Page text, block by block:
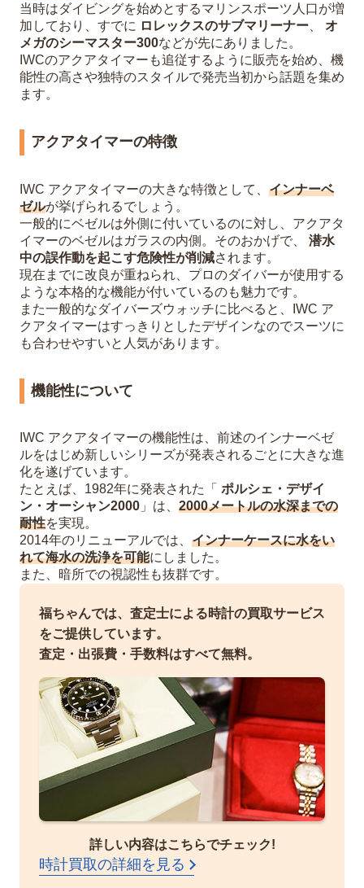
当時はダイビングを始めとするマリンスポーツ人口が増
加しており、すでに ロレックスのサブマリーナー
オ
メガのシーマスター300などが先にありました。
IWCのアクアタイマーも追従するように販売を始め、機
能性の高さや独特のスタイルで発売当初から話題を集め
ます。
アクアタイマーの特徴
IWC アクアタイマーの大きな特徴として、 インナーベ
ゼルが挙げられるでしょう。
一般的にベゼルは外側に付いているのに対し、アクアタ
イマーのベゼルはガラスの内側。そのおかげで、
潜水
中の誤作動を起こす危険性が削減されます。
現在までに改良が重ねられ、プロのダイバーが使用する
ような本格的な機能が付いているのも魅力です。
また一般的なダイバーズウォッチに比べると、IWC ア
クアタイマーはすっきりとしたデザインなのでスーツに
も合わせやすいと人気があります。
機能性について
IWC アクアタイマーの機能性は、前述のインナーベゼ
ルをはじめ新しいシリーズが発表されるごとに大きな進
化を遂げています。
たとえば、1982年に発表された「 ポルシェ・デザイ
ン・オーシャン2000 」は、 2000メートルの水深までの
耐性を実現。
2014年のリニューアルでは、 インナーケースに水をい
れて海水の洗浄を可能にしました。
また、暗所での視認性も抜群です。
福ちゃんでは、査定士による時計の買取サービス
をご提供しています。
査定・出張費・手数料はすべて無料。
詳しい内容はこちらでチェック!
時計買取の詳細を見る